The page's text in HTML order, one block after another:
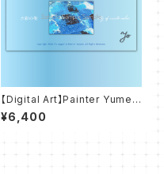
【Digital Art】Painter Yumen
o Works - Colletion of Blu
e - 水彩の街 city of waterc
¥6,400